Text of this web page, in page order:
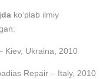
ko‘plab ilmiy
Kiev, Ukraina, 2010
Repair – Italy, 2010